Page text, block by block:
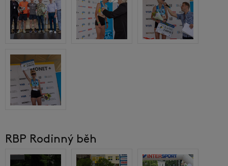
RBP Rodinný běh